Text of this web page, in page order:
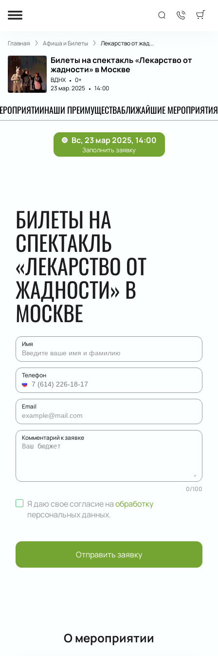
Главная Афиша и Билеты Лекарство от жад...
Билеты на спектакль «Лекарство от
жадности» в Москве
ВДНХ
0+
23 мар. 2025
14:00
НАШИ ПРЕИМУЩЕСТВАБЛИЖАЙШИЕ МЕРОПРИЯТИЯ
БИЛЕТЫ НА
СПЕКТАКЛЬ
«ЛЕКАРСТВО ОТ
ЖАДНОСТИ» В
МОСКВЕ
Имя
Телефон
Email
Комментарий к заявке
0/100
Я даю свое согласие наобработку
персональных данных.
Отправить заявку
О мероприятии